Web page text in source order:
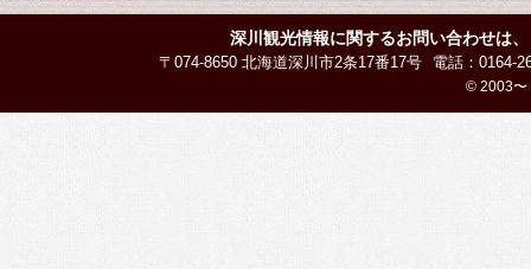
深川観光情報に関するお問い合わせは、
〒074-8650 北海道深川市2条17番17号 電話：0164-
© 2003〜